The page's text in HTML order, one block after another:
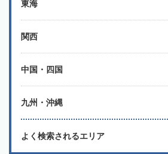
東海
関西
中国・四国
九州・沖縄
よく検索されるエリア